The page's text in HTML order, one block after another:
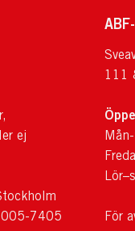
ej
7405
111
För